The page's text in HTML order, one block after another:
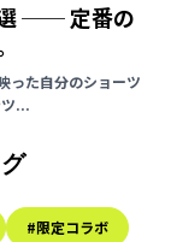
── 定番の
った自分のショーツ
...
#限定コラボ